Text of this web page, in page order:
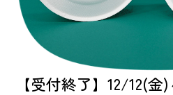
【受付終了】12/12(